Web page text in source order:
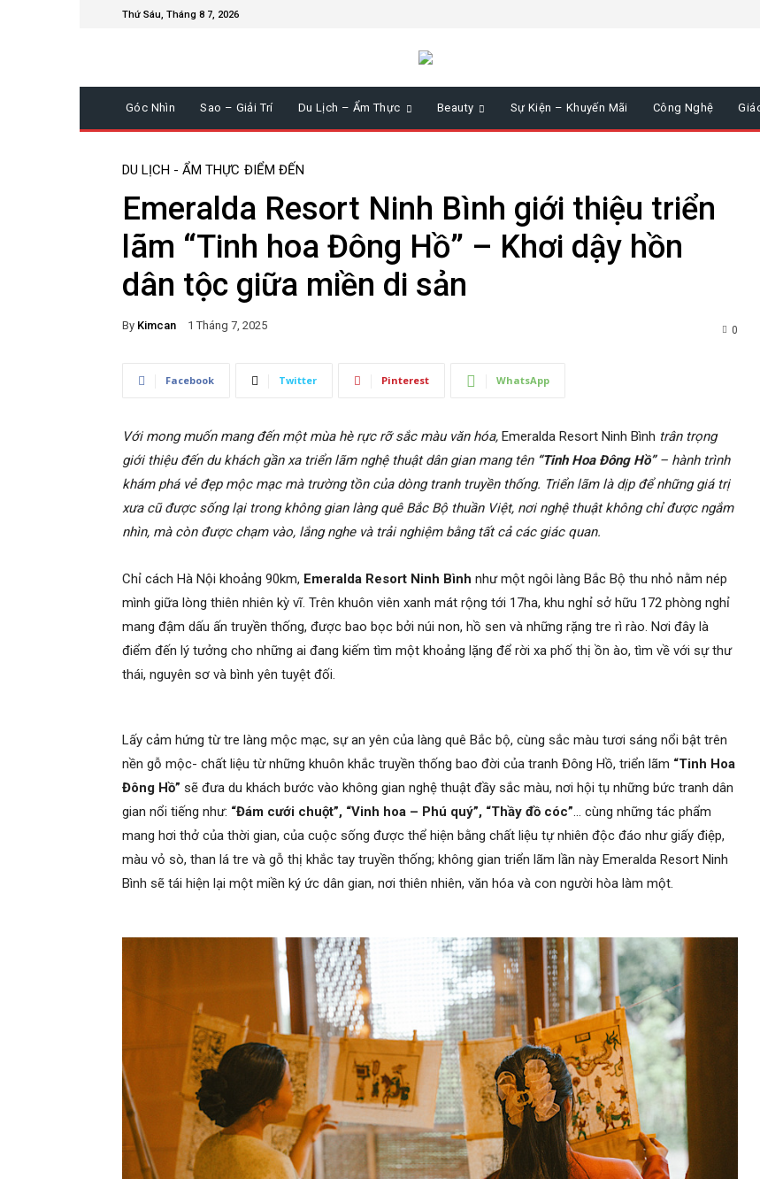
Thứ Sáu, Tháng 8 7, 2026
Góc Nhìn Sao – Giải Trí Du Lịch – Ẩm Thực Beauty Sự Kiện – Khuyến Mãi Công Nghệ
DU LỊCH - ẨM THỰC ĐIỂM ĐẾN
Emeralda Resort Ninh Bình giới thiệu triển
lãm “Tinh hoa Đông Hồ” – Khơi dậy hồn
dân tộc giữa miền di sản
By Kimcan 1 Tháng 7, 2025 0
Facebook Twitter Pinterest WhatsApp
Với mong muốn mang đến một mùa hè rực rỡ sắc màu văn hóa, Emeralda Resort Ninh Bình trân trọng
giới thiệu đến du khách gần xa triển lãm nghệ thuật dân gian mang tên “Tinh Hoa Đông Hồ”– hành trình
khám phá vẻ đẹp mộc mạc mà trường tồn của dòng tranh truyền thống. Triển lãm là dịp để những giá trị
xưa cũ được sống lại trong không gian làng quê Bắc Bộ thuần Việt, nơi nghệ thuật không chỉ được ngắm
nhìn, mà còn được chạm vào, lắng nghe và trải nghiệm bằng tất cả các giác quan.
Chỉ cách Hà Nội khoảng 90km, Emeralda Resort Ninh Bình như một ngôi làng Bắc Bộ thu nhỏ nằm nép
mình giữa lòng thiên nhiên kỳ vĩ. Trên khuôn viên xanh mát rộng tới 17ha, khu nghỉ sở hữu 172 phòng nghỉ
mang đậm dấu ấn truyền thống, được bao bọc bởi núi non, hồ sen và những rặng tre rì rào. Nơi đây là
điểm đến lý tưởng cho những ai đang kiếm tìm một khoảng lặng để rời xa phố thị ồn ào, tìm về với sự thư
thái, nguyên sơ và bình yên tuyệt đối.
Lấy cảm hứng từ tre làng mộc mạc, sự an yên của làng quê Bắc bộ, cùng sắc màu tươi sáng nổi bật trên
nền gỗ mộc- chất liệu từ những khuôn khắc truyền thống bao đời của tranh Đông Hồ, triển lãm “Tinh Hoa
Đông Hồ” sẽ đưa du khách bước vào không gian nghệ thuật đầy sắc màu, nơi hội tụ những bức tranh dân
gian nổi tiếng như: “Đám cưới chuột”, “Vinh hoa – Phú quý”, “Thầy đồ cóc”… cùng những tác phẩm
mang hơi thở của thời gian, của cuộc sống được thể hiện bằng chất liệu tự nhiên độc đáo như giấy điệp,
màu vỏ sò, than lá tre và gỗ thị khắc tay truyền thống; không gian triển lãm lần này Emeralda Resort Ninh
Bình sẽ tái hiện lại một miền ký ức dân gian, nơi thiên nhiên, văn hóa và con người hòa làm một.